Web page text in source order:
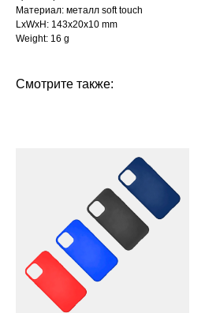
Материал: металл soft touch
LxWxH: 143x20x10 mm
Weight: 16 g
Смотрите также: